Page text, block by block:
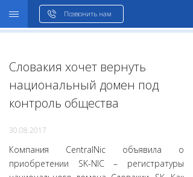
Позвонить нам
Словакия хочет вернуть
национальный домен под
контроль общества
30.08.2017
Компания CentralNic объявила о
приобретении SK-NIC – регистратуры